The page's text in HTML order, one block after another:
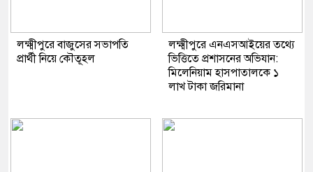
লক্ষ্মীপুরে বাজুসের সভাপতি
প্রার্থী নিয়ে কৌতূহল
লক্ষ্মীপুরে এনএসআইয়ের তথ্যে
ভিত্তিতে প্রশাসনের অভিযান:
মিলেনিয়াম হাসপাতালকে ১
লাখ টাকা জরিমানা